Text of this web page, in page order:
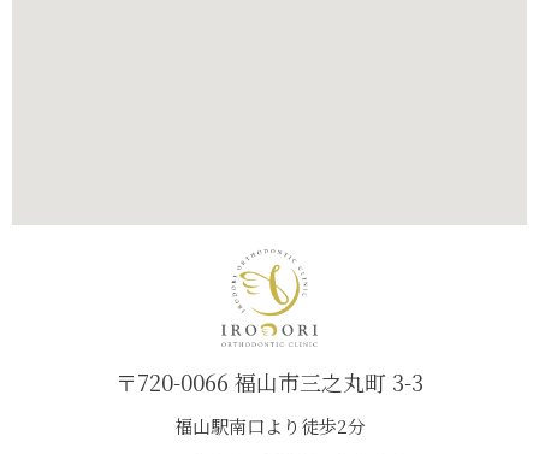
〒720-0066 福山市三之丸町 3-3
福山駅南口より徒歩2分